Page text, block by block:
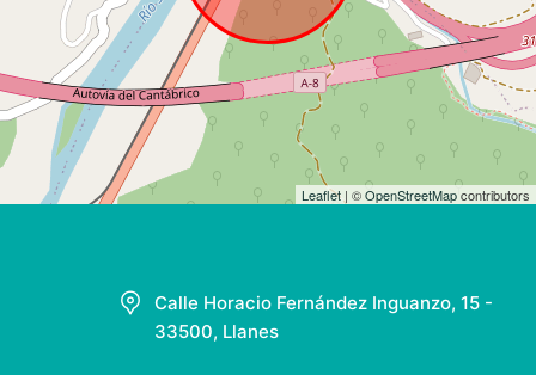
Leaflet | ©OpenStreetMapcontributors
Calle Horacio Fernández Inguanzo, 15 -
33500, Llanes